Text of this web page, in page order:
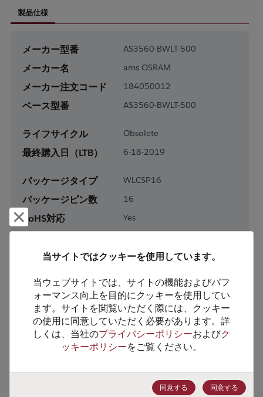
製品仕様
メーカー型番 AS3560-BWLT-500
メーカー名 ams OSRAM
メーカー注文コード 184050012
ベース型番 AS3560-BWLT-500
ライフサイクル Obsolete
最終購入日（LTB） 6-18-2019
パッケージタイプ WLCSP16
パッケージピン数 16
RoHS対応 Yes
梱包形態 Tape & Reel
製品カテゴリー Analog & Mixed Signal
製品サブカテゴリー Audio & Video
製品グループ Audio/Video Amplifiers
却下して閉じる
当サイトではクッキーを使用しています。
当ウェブサイトでは、サイトの機能およびパフ
ォーマンス向上を目的にクッキーを使用してい
ます。サイトを閲覧いただく際には、クッキー
の使用に同意していただく必要があります。詳
しくは、当社のプライバシーポリシーおよびク
ッキーポリシーをご覧ください。
同意する 同意する